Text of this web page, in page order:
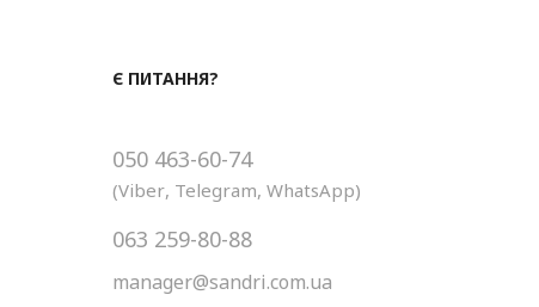
Є ПИТАННЯ?
050 463-60-74
(Viber, Telegram, WhatsApp)
063 259-80-88
manager@sandri.com.ua